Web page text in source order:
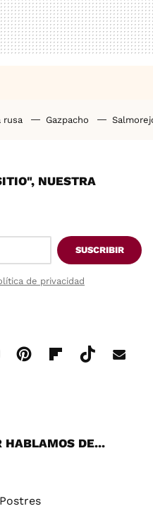
rusa Gazpacho
NUESTRA
SUSCRIBIR
de privacidad
HABLAMOS DE...
Postres